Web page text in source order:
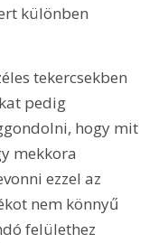
különben
tekercsekben
pedig
hogy mit
mekkora
ezzel az
nem könnyű
felülethez